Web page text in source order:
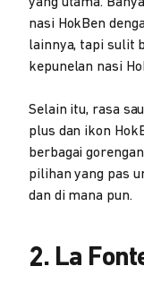
nasi HokBen
lainnya, tapi sulit
kepunelan nasi
Selain itu, rasa
plus dan ikon
berbagai
pilihan yang pas
dan di mana pun.
2. La